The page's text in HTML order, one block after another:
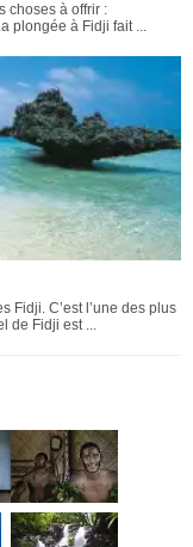
choses à offrir :
plongée à Fidji fait ...
Fidji. C’est l’une des plus
de Fidji est ...